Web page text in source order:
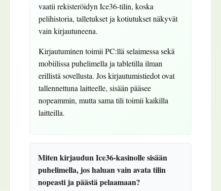
vaatii rekisteröidyn Ice36-tilin, koska
pelihistoria, talletukset ja kotiutukset näkyvät
vain kirjautuneena.
Kirjautuminen toimii PC:llä selaimessa sekä
mobiilissa puhelimella ja tabletilla ilman
erillistä sovellusta. Jos kirjautumistiedot ovat
tallennettuna laitteelle, sisään pääsee
nopeammin, mutta sama tili toimii kaikilla
laitteilla.
Miten kirjaudun Ice36-kasinolle sisään
puhelimella, jos haluan vain avata tilin
nopeasti ja päästä pelaamaan?